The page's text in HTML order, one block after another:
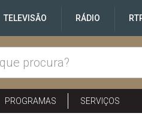
TELEVISÃO RÁDIO
PROGRAMAS SERVIÇOS